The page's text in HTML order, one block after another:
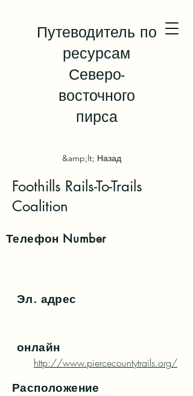
Путеводитель по
ресурсам
Северо-
восточного
пирса
&amp;lt; Назад
Foothills Rails-To-Trails
Coalition
Телефон Number
Эл. адрес
онлайн
http://www.piercecountytrails.org/
Расположение